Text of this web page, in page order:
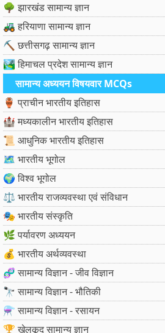
🌳 झारखंड सामान्य ज्ञान
🚜 हरियाणा सामान्य ज्ञान
⛏️ छत्तीसगढ़ सामान्य ज्ञान
🏞️ हिमाचल प्रदेश सामान्य ज्ञान
सामान्य अध्ययन विषयवार MCQs
🏺 प्राचीन भारतीय इतिहास
🏰 मध्यकालीन भारतीय इतिहास
📜 आधुनिक भारतीय इतिहास
🗺️ भारतीय भूगोल
🌍 विश्व भूगोल
⚖️ भारतीय राजव्यवस्था एवं संविधान
🎭 भारतीय संस्कृति
🌿 पर्यावरण अध्ययन
💰 भारतीय अर्थव्यवस्था
🧬 सामान्य विज्ञान - जीव विज्ञान
🔭 सामान्य विज्ञान - भौतिकी
⚗️ सामान्य विज्ञान - रसायन
🏆 खेलकूद सामान्य ज्ञान